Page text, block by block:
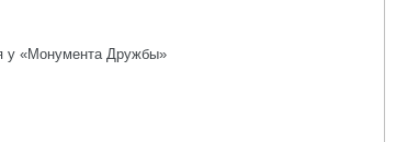
у «Монумента Дружбы»